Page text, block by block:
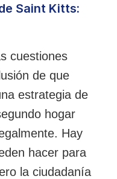
Saint Kitts:
cuestiones
de que
estrategia de
hogar
Hay
hacer para
la ciudadanía